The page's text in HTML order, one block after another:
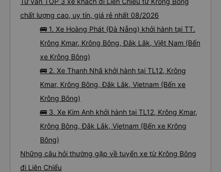
chất lượng cao, uy tín, giá rẻ nhất 08/2026
🚌 1. Xe Hoàng Phát (Đà Nẵng) khởi hành tại TT.
Krông Kmar, Krông Bông, Đắk Lắk, Việt Nam (Bến
xe Krông Bông)
🚌 2. Xe Thanh Nhã khởi hành tại TL12, Krông
Kmar, Krông Bông, Đắk Lắk, Vietnam (Bến xe
Krông Bông)
🚌 3. Xe Kim Anh khởi hành tại TL12, Krông Kmar,
Krông Bông, Đắk Lắk, Vietnam (Bến xe Krông
Bông)
Những câu hỏi thường gặp về tuyến xe từ Krông Bông
đi Liên Chiểu